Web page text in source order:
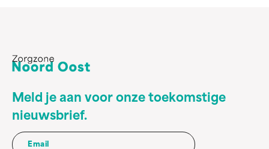
Meld je aan voor onze toekomstige
nieuwsbrief.